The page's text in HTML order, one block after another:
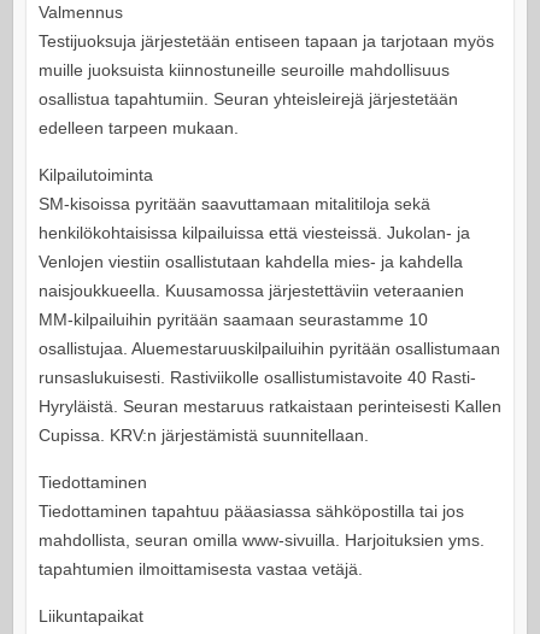
Valmennus
Testijuoksuja järjestetään entiseen tapaan ja tarjotaan myös
muille juoksuista kiinnostuneille seuroille mahdollisuus
osallistua tapahtumiin. Seuran yhteisleirejä järjestetään
edelleen tarpeen mukaan.
Kilpailutoiminta
SM-kisoissa pyritään saavuttamaan mitalitiloja sekä
henkilökohtaisissa kilpailuissa että viesteissä. Jukolan- ja
Venlojen viestiin osallistutaan kahdella mies- ja kahdella
naisjoukkueella. Kuusamossa järjestettäviin veteraanien
MM-kilpailuihin pyritään saamaan seurastamme 10
osallistujaa. Aluemestaruuskilpailuihin pyritään osallistumaan
runsaslukuisesti. Rastiviikolle osallistumistavoite 40 Rasti-
Hyryläistä. Seuran mestaruus ratkaistaan perinteisesti Kallen
Cupissa. KRV:n järjestämistä suunnitellaan.
Tiedottaminen
Tiedottaminen tapahtuu pääasiassa sähköpostilla tai jos
mahdollista, seuran omilla www-sivuilla. Harjoituksien yms.
tapahtumien ilmoittamisesta vastaa vetäjä.
Liikuntapaikat